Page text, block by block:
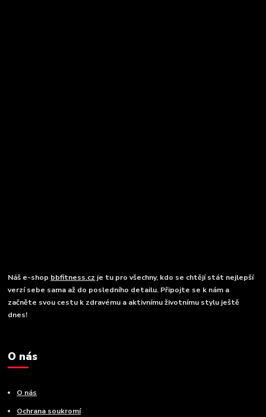
Náš e-shop bbfitness.cz je tu pro všechny, kdo se chtějí stát nejlepší
verzí sebe sama až do posledního detailu. Připojte se k nám a
začněte svou cestu k zdravému a aktivnímu životnímu stylu ještě
dnes!
O nás
O nás
Ochrana soukromí